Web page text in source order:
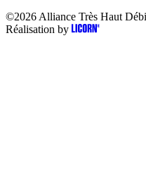
©2026Alliance Très Haut
Réalisation by